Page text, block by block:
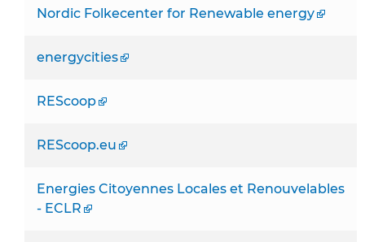
Nordic Folkecenter for Renewable energy
energycities
REScoop
REScoop.eu
Energies Citoyennes Locales et Renouvelables
- ECLR